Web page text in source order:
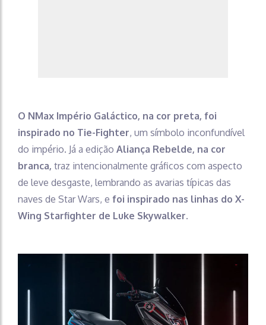
O NMax Império Galáctico, na cor preta, foi
inspirado no Tie-Fighter, um símbolo inconfundível
do império. Já a edição Aliança Rebelde, na cor
branca, traz intencionalmente gráficos com aspecto
de leve desgaste, lembrando as avarias típicas das
naves de Star Wars, e foi inspirado nas linhas do X-
Wing Starfighter de Luke Skywalker.